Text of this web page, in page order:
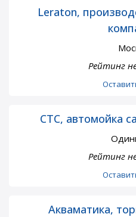
Leraton,
Рейтинг
СТС, автомойка
Рейтинг
Акваматика,